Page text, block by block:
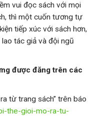
vui đọc sách với mọi
thì một cuốn tương tự
tiếp xúc với sách hơn,
tác giả và đội ngũ
được đăng trên các
từ trang sách” trên báo
the-gioi-mo-ra-tu-